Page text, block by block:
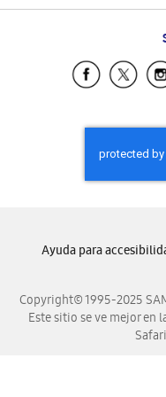
Copyright© 1995-2025
Este sitio se ve mejor en
Ayuda para